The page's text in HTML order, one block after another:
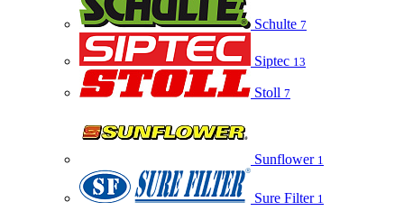
Schulte 7
Siptec 13
Stoll 7
Sunflower 1
Sure Filter 1